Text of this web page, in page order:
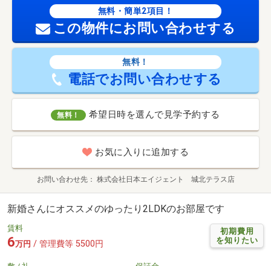
無料・簡単2項目！
この物件にお問い合わせする
無料！
電話でお問い合わせする
無料！ 希望日時を選んで見学予約する
お気に入りに追加する
お問い合わせ先 株式会社日本エイジェント 城北テラス店
新婚さんにオススメのゆったり2LDKのお部屋です
初期費用
を知りたい
賃料
6万円 / 管理費等 5500円